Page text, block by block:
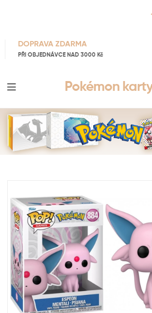
DOPRAVA ZDARMA
PŘI OBJEDNÁVCE NAD 3000 Kč
Pokémon